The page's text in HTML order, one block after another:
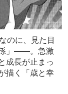
のに、見た目
」――。急激
成長が止まっ
描く「歳と幸